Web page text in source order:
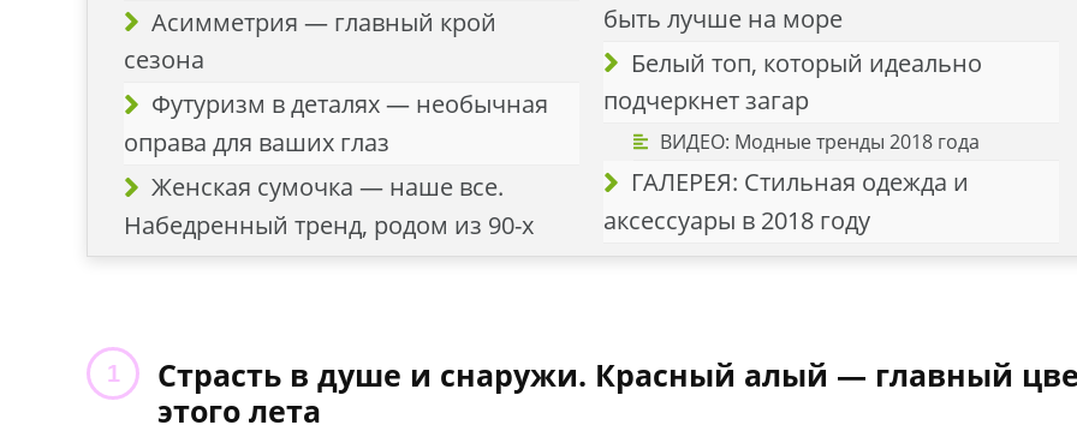
Асимметрия — главный крой
сезона
Футуризм в деталях — необычная
оправа для ваших глаз
Женская сумочка — наше все.
Набедренный тренд, родом из 90-х
быть лучше на море
Белый топ, который идеально
подчеркнет загар
ВИДЕО: Модные тренды 2018 года
ГАЛЕРЕЯ: Стильная одежда и
аксессуары в 2018 году
Страсть в душе и снаружи. Красный алый — главный
этого лета